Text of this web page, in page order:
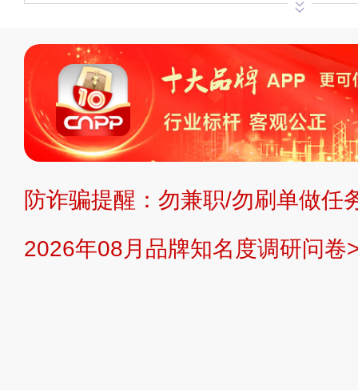
平台自有内容（文字
标、LOGO 等）知识产权归本站所
复制、转载、商用。本站不生产产
不代理、不招商、不提供中介服务。
持投资购买的观点或意见，页面信息
提交说明： 快速提交发布>> 提交品
防诈骗提醒：勿兼职/勿刷单做任
2026年08月品牌知名度调研问卷